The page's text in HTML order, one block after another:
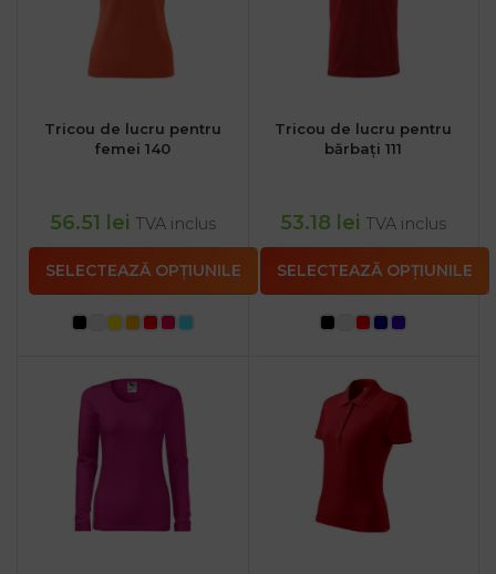
Tricou de lucru pentru
femei 140
56.51 lei TVA inclus
SELECTEAZĂ OPȚIUNILE
Tricou de lucru pentru
bărbați 111
53.18 lei TVA inclus
SELECTEAZĂ OPȚIUNILE